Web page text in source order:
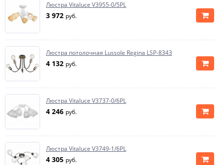
Люстра Vitaluce V3955-0/5PL
3 972 руб.
Люстра потолочная Lussole Regina LSP-8343
4 132 руб.
Люстра Vitaluce V3737-0/6PL
4 246 руб.
Люстра Vitaluce V3749-1/6PL
4 305 руб.